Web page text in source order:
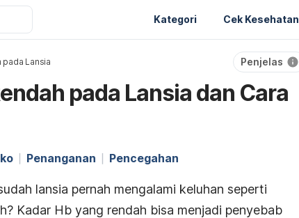
Kategori Cek Kesehatan
pada Lansia Penjelas
pada Lansia dan Cara
Penanganan Pencegahan
lansia pernah mengalami keluhan seperti
Kadar Hb yang rendah bisa menjadi penyebab